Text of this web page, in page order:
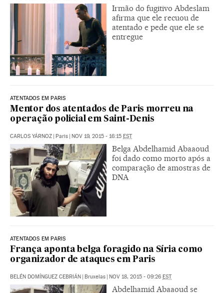
Irmão do fugitivo Abdeslam
afirma que ele recuou de
atentado e pede que ele se
entregue
ATENTADOS EM PARIS
Mentor dos atentados de Paris morreu na
operação policial em Saint-Denis
CARLOS YÁRNOZ | Paris | NOV 19, 2015 - 16:15 EST
Belga Abdelhamid Abaaoud
foi dado como morto após a
comparação de amostras de
DNA
ATENTADOS EM PARIS
França aponta belga foragido na Síria como
organizador de ataques em Paris
BELÉN DOMÍNGUEZ CEBRIÁN | Bruxelas | NOV 18, 2015 - 09:26 EST
Abdelhamid Abaaoud se